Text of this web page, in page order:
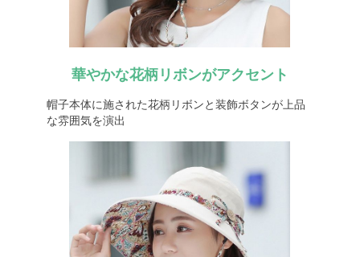
華やかな花柄リボンがアクセント
帽子本体に施された花柄リボンと装飾ボタンが上品
な雰囲気を演出